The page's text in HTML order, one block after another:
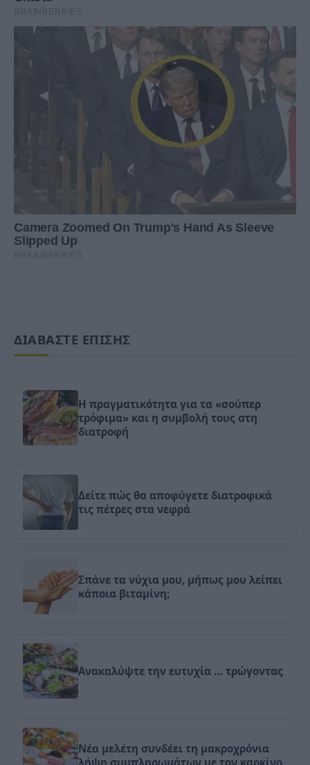
ΔΙΑΒΑΣΤΕ ΕΠΙΣΗΣ
Η πραγματικότητα για τα «σούπερ
τρόφιμα» και η συμβολή τους στη
διατροφή
Δείτε πώς θα αποφύγετε διατροφικά
τις πέτρες στα νεφρά
Σπάνε τα νύχια μου, μήπως μου λείπει
κάποια βιταμίνη;
Ανακαλύψτε την ευτυχία … τρώγοντας
Νέα μελέτη συνδέει τη μακροχρόνια
λήψη συμπληρωμάτων με τον καρκίνο